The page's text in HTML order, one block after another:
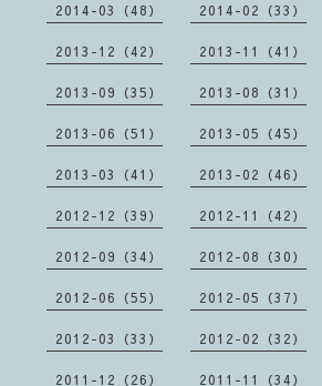
2014-03（48） 2014-02（33）
2013-12（42） 2013-11（41）
2013-09（35） 2013-08（31）
2013-06（51） 2013-05（45）
2013-03（41） 2013-02（46）
2012-12（39） 2012-11（42）
2012-09（34） 2012-08（30）
2012-06（55） 2012-05（37）
2012-03（33） 2012-02（32）
2011-12（26） 2011-11（34）